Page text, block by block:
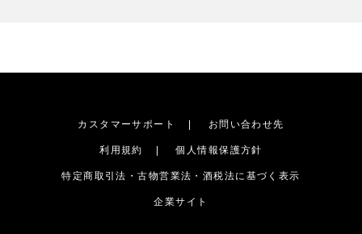
カスタマーサポート お問い合わせ先
利用規約 個人情報保護方針
特定商取引法・古物営業法・酒税法に基づく表示
企業サイト